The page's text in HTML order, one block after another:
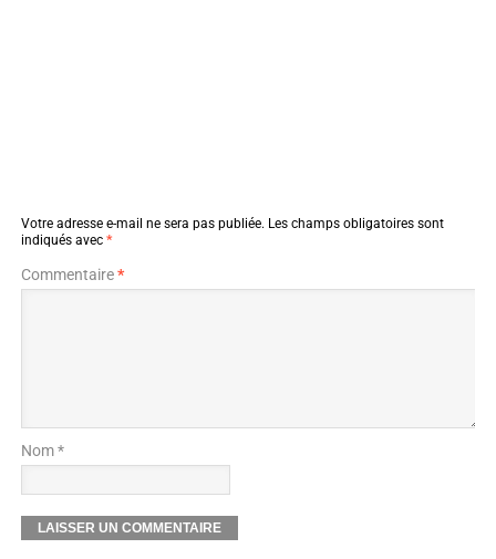
Votre adresse e-mail ne sera pas publiée. Les champs obligatoires sont
indiqués avec *
Commentaire*
Nom *